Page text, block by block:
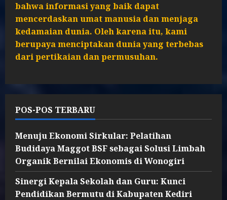
bahwa informasi yang baik dapat
mencerdaskan umat manusia dan menjaga
kedamaian dunia. Oleh karena itu, kami
berupaya menciptakan dunia yang terbebas
dari pertikaian dan permusuhan.
POS-POS TERBARU
Menuju Ekonomi Sirkular: Pelatihan
Budidaya Maggot BSF sebagai Solusi Limbah
Organik Bernilai Ekonomis di Wonogiri
Sinergi Kepala Sekolah dan Guru: Kunci
Pendidikan Bermutu di Kabupaten Kediri